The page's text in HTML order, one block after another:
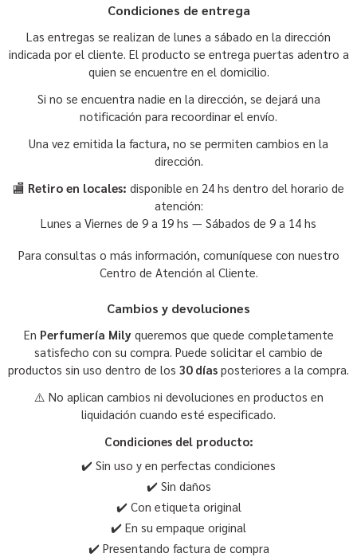
Condiciones de entrega
Las entregas se realizan de lunes a sábado en la dirección
indicada por el cliente. El producto se entrega puertas adentro a
quien se encuentre en el domicilio.
Si no se encuentra nadie en la dirección, se dejará una
notificación para recoordinar el envío.
Una vez emitida la factura, no se permiten cambios en la
dirección.
🏬 Retiro en locales: disponible en 24 hs dentro del horario de
atención:
Lunes a Viernes de 9 a 19 hs — Sábados de 9 a 14 hs
Para consultas o más información, comuníquese con nuestro
Centro de Atención al Cliente.
Cambios y devoluciones
En Perfumería Milyqueremos que quede completamente
satisfecho con su compra. Puede solicitar el cambio de
productos sin uso dentro de los 30 días posteriores a la compra.
⚠️ No aplican cambios ni devoluciones en productos en
liquidación cuando esté especificado.
Condiciones del producto:
✔️ Sin uso y en perfectas condiciones
✔️ Sin daños
✔️ Con etiqueta original
✔️ En su empaque original
✔️ Presentando factura de compra